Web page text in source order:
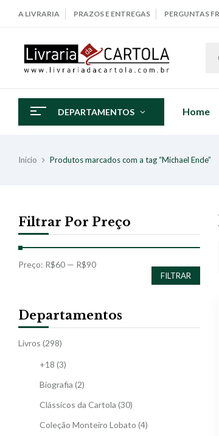
A LIVRARIA PRAZOS E ENTREGAS PERGUNTAS
DEPARTAMENTOS Home
Início Produtos marcados com a tag “Michael Ende”
Filtrar Por Preço
FILTRAR
Preço: R$60 — R$90
Departamentos
Livros (298)
+18 (3)
Biografia (2)
Clássicos da Cartola (30)
Coleção Monteiro Lobato (4)